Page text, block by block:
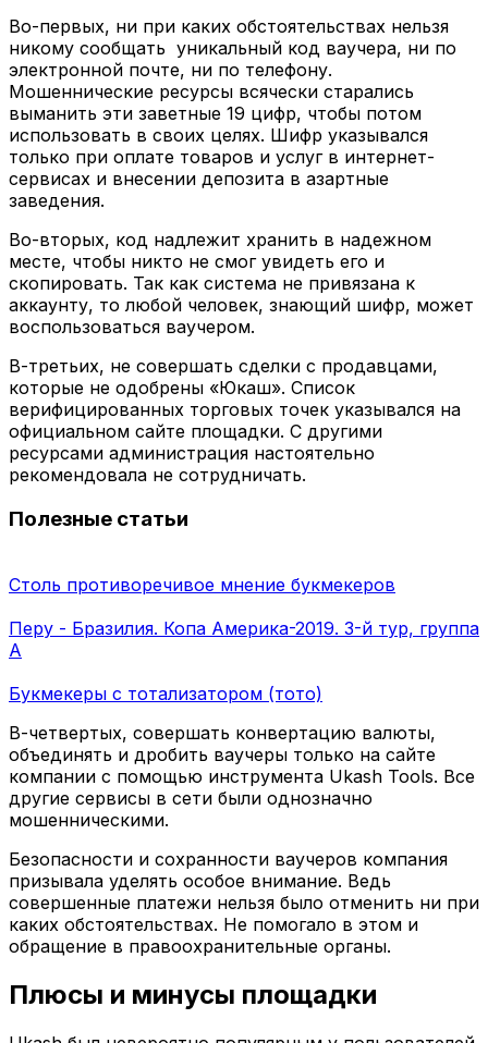
Во-первых, ни при каких обстоятельствах нельзя
никому сообщать уникальный код ваучера, ни по
электронной почте, ни по телефону.
Мошеннические ресурсы всячески старались
выманить эти заветные 19 цифр, чтобы потом
использовать в своих целях. Шифр указывался
только при оплате товаров и услуг в интернет-
сервисах и внесении депозита в азартные
заведения.
Во-вторых, код надлежит хранить в надежном
месте, чтобы никто не смог увидеть его и
скопировать. Так как система не привязана к
аккаунту, то любой человек, знающий шифр, может
воспользоваться ваучером.
В-третьих, не совершать сделки с продавцами,
которые не одобрены «Юкаш». Список
верифицированных торговых точек указывался на
официальном сайте площадки. С другими
ресурсами администрация настоятельно
рекомендовала не сотрудничать.
Полезные статьи
Столь противоречивое мнение букмекеров
Перу - Бразилия. Копа Америка-2019. 3-й тур, группа
А
Букмекеры с тотализатором (тото)
В-четвертых, совершать конвертацию валюты,
объединять и дробить ваучеры только на сайте
компании с помощью инструмента Ukash Tools. Все
другие сервисы в сети были однозначно
мошенническими.
Безопасности и сохранности ваучеров компания
призывала уделять особое внимание. Ведь
совершенные платежи нельзя было отменить ни при
каких обстоятельствах. Не помогало в этом и
обращение в правоохранительные органы.
Плюсы и минусы площадки